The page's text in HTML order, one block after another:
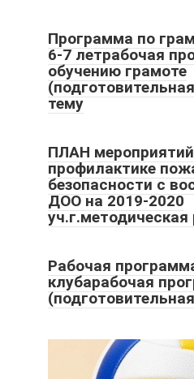
Программа по
6-7 летрабочая
обучению грамоте
тему
ПЛАН
профилактике
безопасности с
ДОО на 2019-2020
уч.г.методическая
Рабочая
клубарабочая